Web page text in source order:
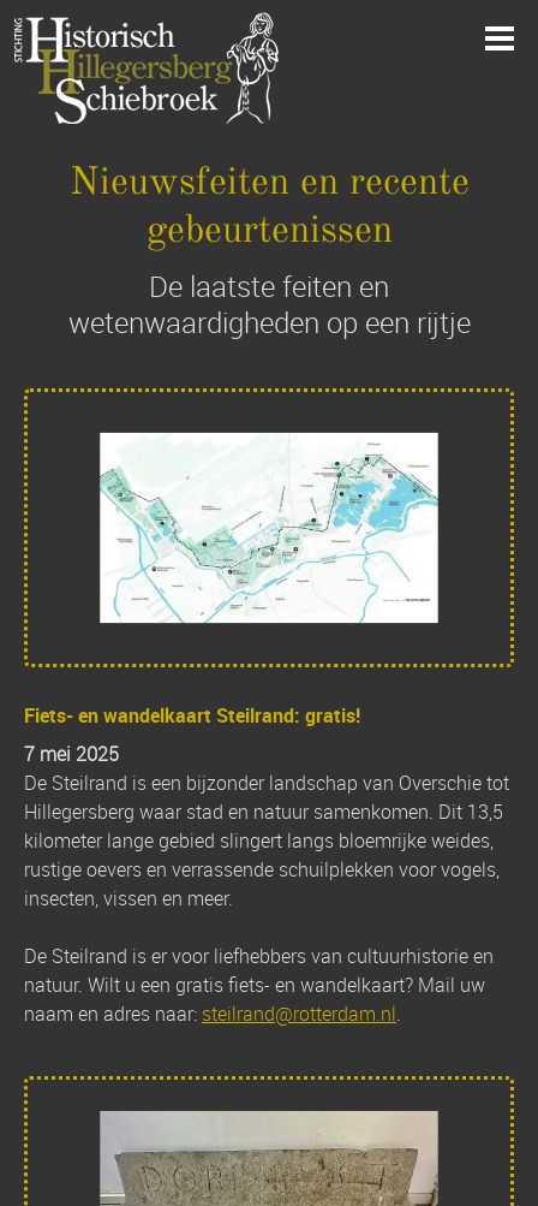
Nieuwsfeiten en recente
gebeurtenissen
De laatste feiten en
wetenwaardigheden op een rijtje
Fiets- en wandelkaart Steilrand: gratis!
7 mei 2025
De Steilrand is een bijzonder landschap van Overschie tot
Hillegersberg waar stad en natuur samenkomen. Dit 13,5
kilometer lange gebied slingert langs bloemrijke weides,
rustige oevers en verrassende schuilplekken voor vogels,
insecten, vissen en meer.
De Steilrand is er voor liefhebbers van cultuurhistorie en
natuur. Wilt u een gratis fiets- en wandelkaart? Mail uw
naam en adres naar: steilrand@rotterdam.nl.